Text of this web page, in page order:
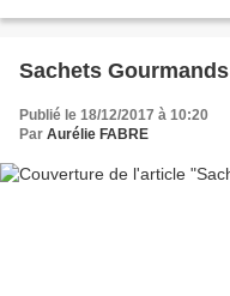
Sachets Gourmands
Publié le 18/12/2017 à 10:20
Par Aurélie FABRE